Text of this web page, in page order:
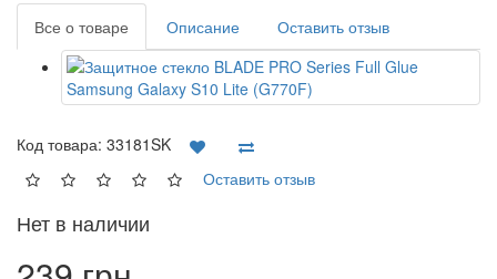
Все о товаре Описание Оставить отзыв
Код товара: 33181SK
Оставить отзыв
Нет в наличии